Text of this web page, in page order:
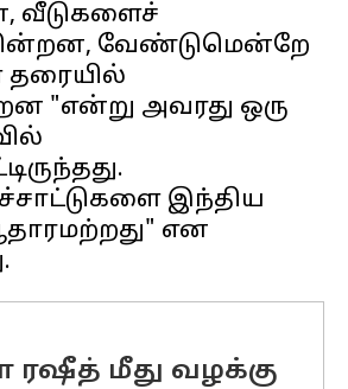
வீடுகளைச்
வேண்டுமென்றே
"என்று அவரது ஒரு
இந்திய
என
மீது வழக்கு